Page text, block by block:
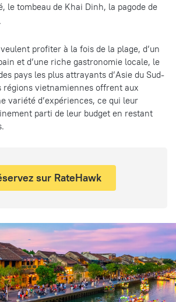
le tombeau de Khai Dinh, la pagode de
profiter à la fois de la plage, d’un
et d’une riche gastronomie locale, le
pays les plus attrayants d’Asie du Sud-
régions vietnamiennes offrent aux
variété d’expériences, ce qui leur
parti de leur budget en restant
sur RateHawk